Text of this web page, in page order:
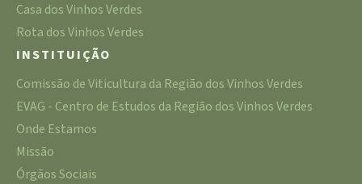
Casa dos Vinhos Verdes
Rota dos Vinhos Verdes
INSTITUIÇÃO
Comissão de Viticultura da Região dos Vinhos Verdes
EVAG - Centro de Estudos da Região dos Vinhos Verdes
Onde Estamos
Missão
Órgãos Sociais